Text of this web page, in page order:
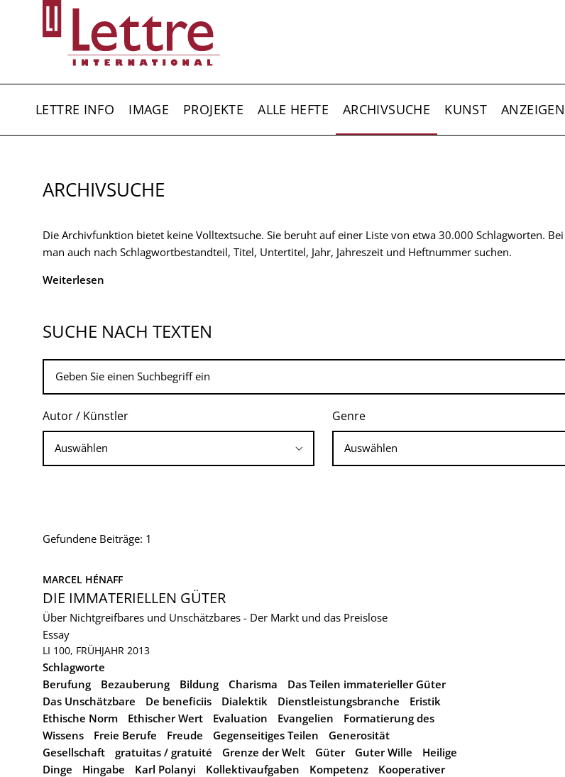
LETTRE INFO IMAGE PROJEKTE ALLE HEFTE ARCHIVSUCHE KUNST ANZEIGEN
ARCHIVSUCHE
Die Archivfunktion bietet keine Volltextsuche. Sie beruht auf einer Liste von etwa 30.000 Schlagworten.
man auch nach Schlagwortbestandteil, Titel, Untertitel, Jahr, Jahreszeit und Heftnummer suchen.
Weiterlesen
SUCHE NACH TEXTEN
Autor / Künstler Genre
Gefundene Beiträge: 1
MARCEL HÉNAFF
DIE IMMATERIELLEN GÜTER
Über Nichtgreifbares und Unschätzbares - Der Markt und das Preislose
Essay
LI 100, FRÜHJAHR 2013
Schlagworte
Berufung
Bezauberung Bildung Charisma
Das Teilen immaterieller Güter
Das Unschätzbare
De beneficiis Dialektik Dienstleistungsbranche
Eristik
Ethische Norm
Ethischer Wert Evaluation Evangelien
Formatierung des
Wissens
Freie Berufe Freude Gegenseitiges Teilen
Generosität
Gesellschaft
gratuitas / gratuité Grenze der Welt Güter Guter Wille
Heilige
Dinge
Hingabe Karl Polanyi Kollektivaufgaben Kompetenz
Kooperativer